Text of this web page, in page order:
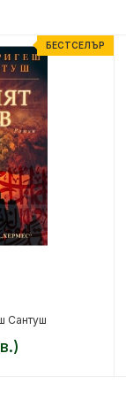
БЕСТСЕЛЪР
Сантуш